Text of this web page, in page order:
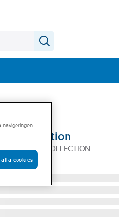
a-collection
SVART, A-COLLECTION
navigeringen
alla cookies